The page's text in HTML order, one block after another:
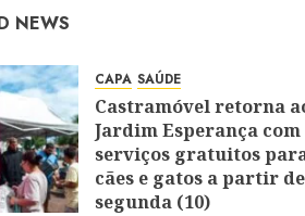
NEWS
CAPA SAÚDE
Castramóvel retorna
Jardim Esperança com
serviços gratuitos
cães e gatos a partir
segunda (10)